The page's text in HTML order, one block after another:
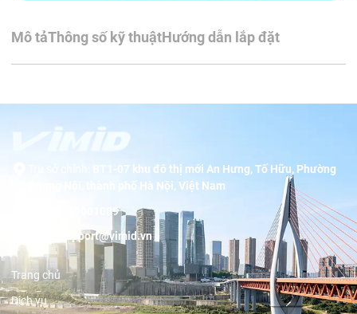
Mô tảThông số kỹ thuậtHướng dẫn lắp đặt
BT1-07 khu đô thị mới An Hưng, Tố Hữu, Phường
Dương Nội, thành phố Hà Nội, Việt Nam
19001089
support@vimid.vn
Trang chủ
Dịch vụ